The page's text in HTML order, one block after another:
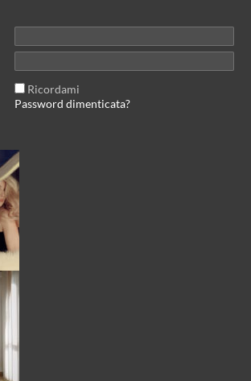
Ricordami
Password dimenticata?